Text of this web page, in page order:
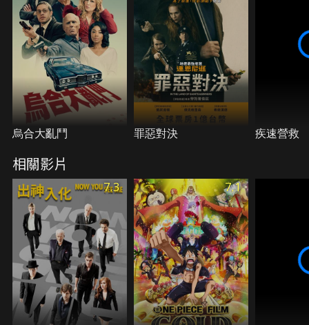
烏合大亂鬥 罪惡對決 疾速營救
相關影片
7.3 7.1